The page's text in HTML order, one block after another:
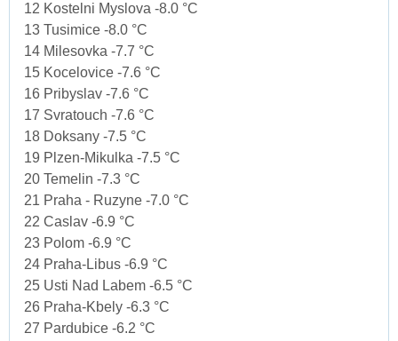
12 Kostelni Myslova -8.0 °C
13 Tusimice -8.0 °C
14 Milesovka -7.7 °C
15 Kocelovice -7.6 °C
16 Pribyslav -7.6 °C
17 Svratouch -7.6 °C
18 Doksany -7.5 °C
19 Plzen-Mikulka -7.5 °C
20 Temelin -7.3 °C
21 Praha - Ruzyne -7.0 °C
22 Caslav -6.9 °C
23 Polom -6.9 °C
24 Praha-Libus -6.9 °C
25 Usti Nad Labem -6.5 °C
26 Praha-Kbely -6.3 °C
27 Pardubice -6.2 °C